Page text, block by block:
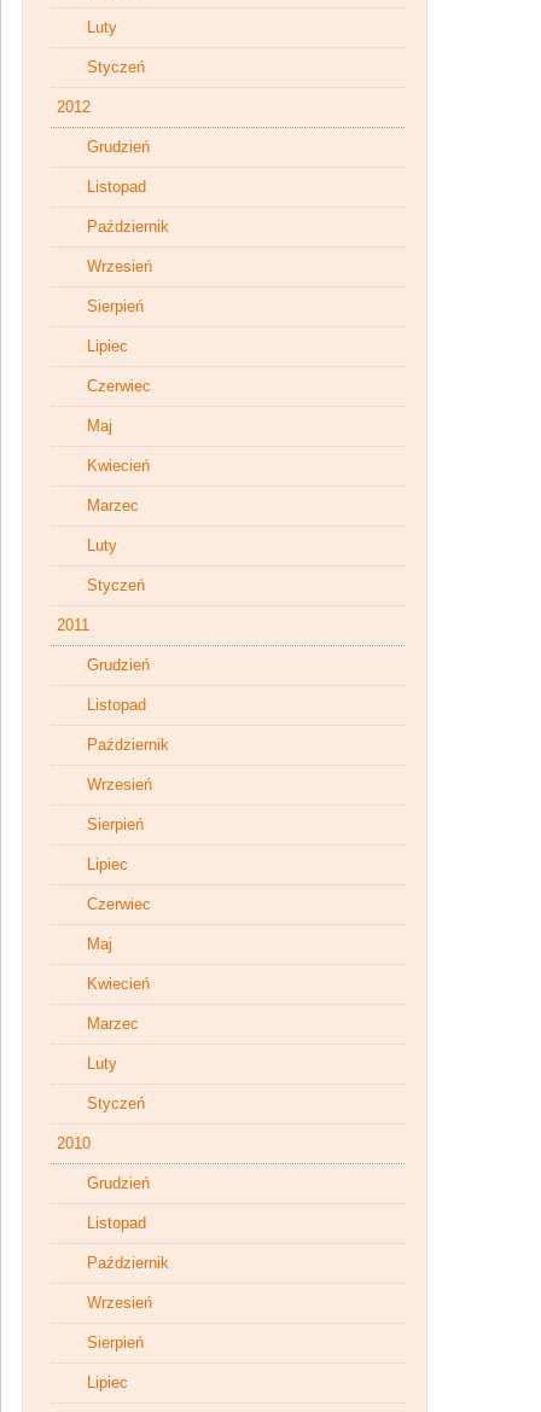
Luty
Styczeń
2012
Grudzień
Listopad
Październik
Wrzesień
Sierpień
Lipiec
Czerwiec
Maj
Kwiecień
Marzec
Luty
Styczeń
2011
Grudzień
Listopad
Październik
Wrzesień
Sierpień
Lipiec
Czerwiec
Maj
Kwiecień
Marzec
Luty
Styczeń
2010
Grudzień
Listopad
Październik
Wrzesień
Sierpień
Lipiec